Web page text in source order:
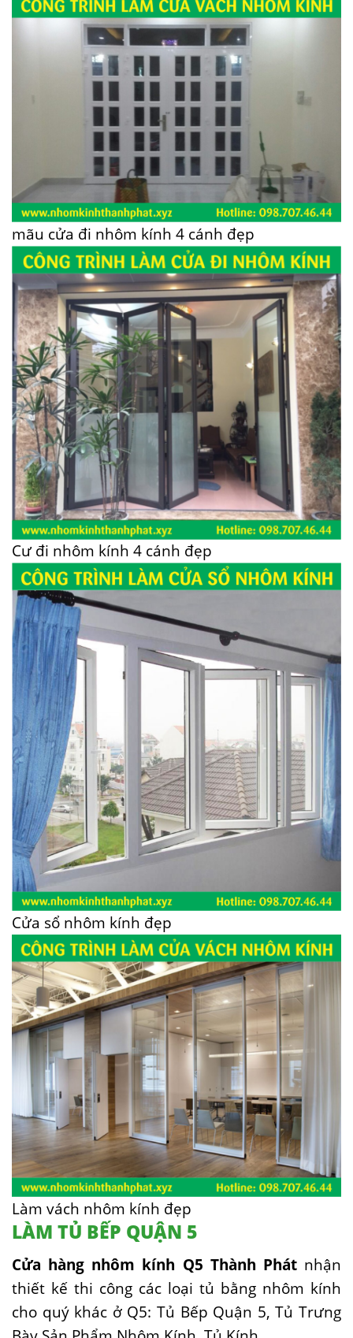
mãu cửa đi nhôm kính 4 cánh đẹp
Cư đi nhôm kính 4 cánh đẹp
Cửa sổ nhôm kính đẹp
Làm vách nhôm kính đẹp
LÀM TỦ BẾP QUẬN 5
Cửa hàng nhôm kính Q5 Thành Phátnhận
thiết kế thi công các loại tủ bằng nhôm kính
cho quý khác ở Q5: Tủ Bếp Quận 5, Tủ Trưng